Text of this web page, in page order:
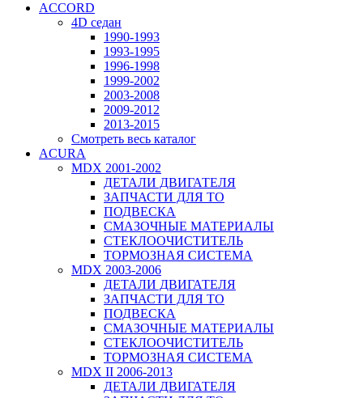
ACCORD
4D седан
1990-1993
1993-1995
1996-1998
1999-2002
2003-2008
2009-2012
2013-2015
Смотреть весь каталог
ACURA
MDX 2001-2002
ДЕТАЛИ ДВИГАТЕЛЯ
ЗАПЧАСТИ ДЛЯ ТО
ПОДВЕСКА
СМАЗОЧНЫЕ МАТЕРИАЛЫ
СТЕКЛООЧИСТИТЕЛЬ
ТОРМОЗНАЯ СИСТЕМА
MDX 2003-2006
ДЕТАЛИ ДВИГАТЕЛЯ
ЗАПЧАСТИ ДЛЯ ТО
ПОДВЕСКА
СМАЗОЧНЫЕ МАТЕРИАЛЫ
СТЕКЛООЧИСТИТЕЛЬ
ТОРМОЗНАЯ СИСТЕМА
MDX II 2006-2013
ДЕТАЛИ ДВИГАТЕЛЯ